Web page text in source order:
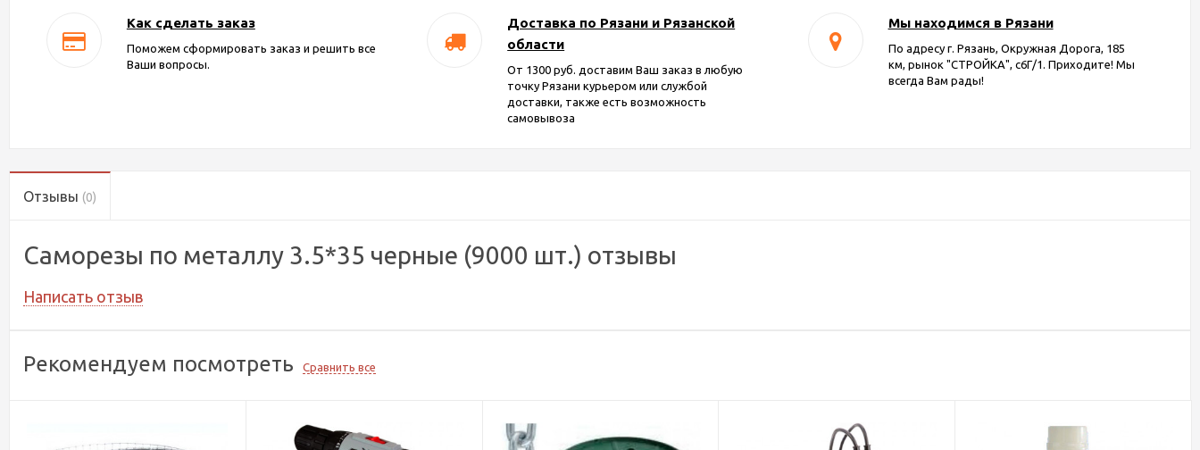
Как сделать заказ
Поможем сформировать заказ и решить все
Ваши вопросы.
Доставка по Рязани и Рязанской
области
От 1300 руб. доставим Ваш заказ в любую
точку Рязани курьером или службой
доставки, также есть возможность
самовывоза
Мы находимся в Рязани
По адресу г. Рязань, Окружная Дорога, 185
км, рынок "СТРОЙКА", с6Г/1. Приходите! Мы
всегда Вам рады!
Отзывы (0)
Саморезы по металлу 3.5*35 черные (9000 шт.) отзывы
Написать отзыв
Рекомендуем посмотреть Сравнить все